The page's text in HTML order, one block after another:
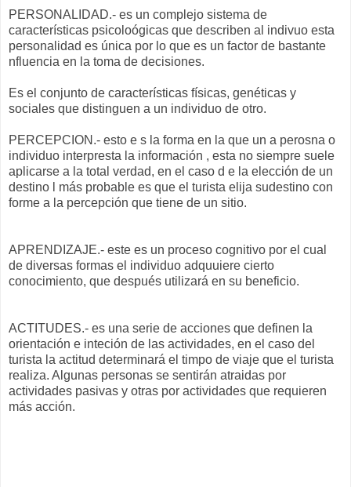
PERSONALIDAD.- es un complejo sistema de
características psicoloógicas que describen al indivuo esta
personalidad es única por lo que es un factor de bastante
nfluencia en la toma de decisiones.
Es el conjunto de características físicas, genéticas y
sociales que distinguen a un individuo de otro.
PERCEPCION.- esto e s la forma en la que un a perosna o
individuo interpresta la información , esta no siempre suele
aplicarse a la total verdad, en el caso d e la elección de un
destino l más probable es que el turista elija sudestino con
forme a la percepción que tiene de un sitio.
APRENDIZAJE.- este es un proceso cognitivo por el cual
de diversas formas el individuo adquuiere cierto
conocimiento, que después utilizará en su beneficio.
ACTITUDES.- es una serie de acciones que definen la
orientación e inteción de las actividades, en el caso del
turista la actitud determinará el timpo de viaje que el turista
realiza. Algunas personas se sentirán atraidas por
actividades pasivas y otras por actividades que requieren
más acción.